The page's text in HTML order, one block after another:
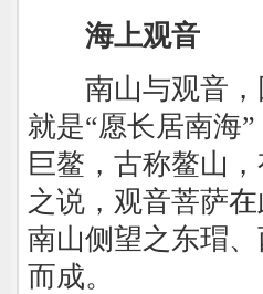
海上观音
南山与观音，
就是“愿长居南海
巨鳌，古称鳌山
之说，观音菩萨
南山侧望之东瑁
而成。